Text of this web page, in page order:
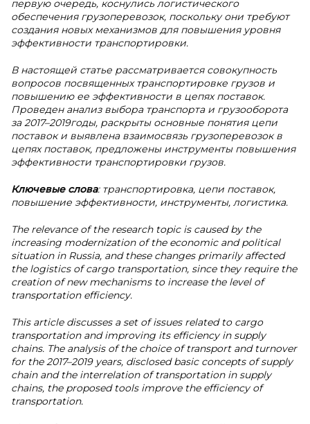
первую очередь, коснулись логистического
обеспечения грузоперевозок, поскольку они требуют
создания новых механизмов для повышения уровня
эффективности транспортировки.
В настоящей статье рассматривается совокупность
вопросов посвященных транспортировке грузов и
повышению ее эффективности в цепях поставок.
Проведен анализ выбора транспорта и грузооборота
за 2017–2019годы, раскрыты основные понятия цепи
поставок и выявлена взаимосвязь грузоперевозок в
цепях поставок, предложены инструменты повышения
эффективности транспортировки грузов.
Ключевые слова: транспортировка, цепи поставок,
повышение эффективности, инструменты, логистика.
The relevance of the research topic is caused by the
increasing modernization of the economic and political
situation in Russia, and these changes primarily affected
the logistics of cargo transportation, since they require the
creation of new mechanisms to increase the level of
transportation efficiency.
This article discusses a set of issues related to cargo
transportation and improving its efficiency in supply
chains. The analysis of the choice of transport and turnover
for the 2017–2019 years, disclosed basic concepts of supply
chain and the interrelation of transportation in supply
chains, the proposed tools improve the efficiency of
transportation.